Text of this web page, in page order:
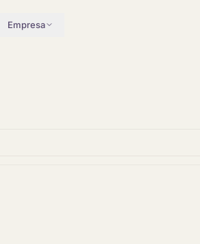
Empresa